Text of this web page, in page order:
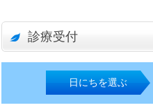
診療受付
日にちを選ぶ